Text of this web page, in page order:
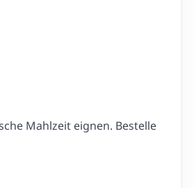
Mahlzeit eignen. Bestelle